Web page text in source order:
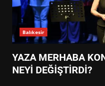
Balıkesir
YAZA MERHABA
NEYİ DEĞİŞTİRDİ?